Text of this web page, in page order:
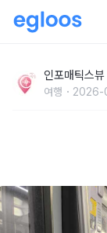
인포매틱스뷰
여행 2026-